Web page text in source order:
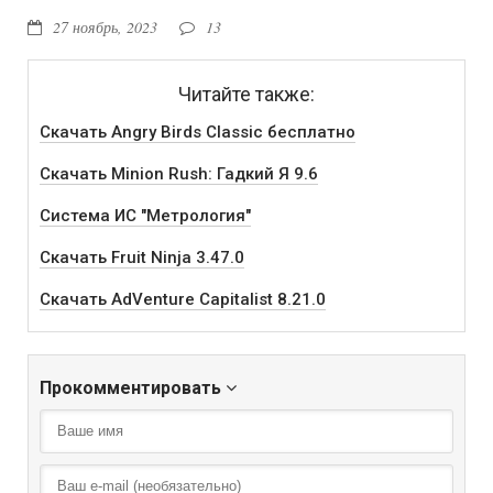
27 ноябрь, 2023 13
Читайте также:
Скачать Angry Birds Classic бесплатно
Скачать Minion Rush: Гадкий Я 9.6
Система ИС "Метрология"
Скачать Fruit Ninja 3.47.0
Скачать AdVenture Capitalist 8.21.0
Прокомментировать